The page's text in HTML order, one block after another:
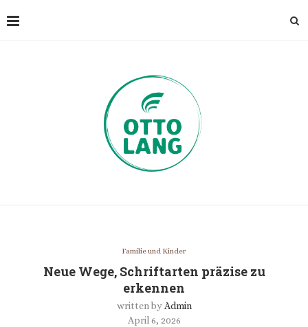
Familie und Kinder
Neue Wege, Schriftarten präzise zu
erkennen
written by Admin
April 6, 2026